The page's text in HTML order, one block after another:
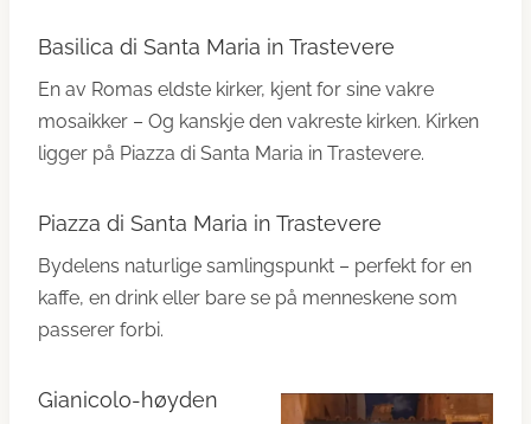
Basilica di Santa Maria in Trastevere
En av Romas eldste kirker, kjent for sine vakre
mosaikker – Og kanskje den vakreste kirken. Kirken
ligger på Piazza di Santa Maria in Trastevere.
Piazza di Santa Maria in Trastevere
Bydelens naturlige samlingspunkt – perfekt for en
kaffe, en drink eller bare se på menneskene som
passerer forbi.
Gianicolo-høyden